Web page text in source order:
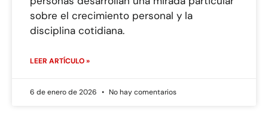
sobre el crecimiento personal y la
disciplina cotidiana.
LEER ARTÍCULO »
6 de enero de 2026 No hay comentarios